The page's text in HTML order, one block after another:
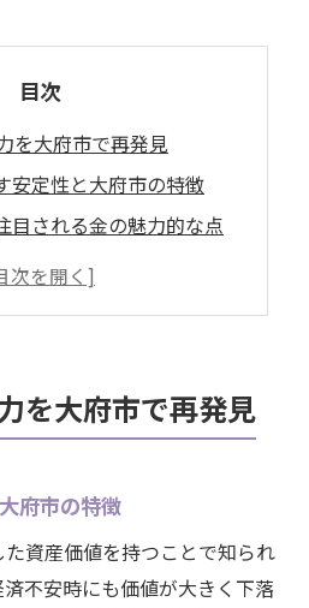
目次
を大府市で再発見
安定性と大府市の特徴
目される金の魅力的な点
性がもたらす将来性
動きと買取のヒント
動向と賢い買取のコツ
を活かす売却タイミング
しない金相場の見極め方
される金買取のポイント
を大府市で再発見
府市の特徴
資産価値を持つことで知られ
不安時にも価値が大きく下落